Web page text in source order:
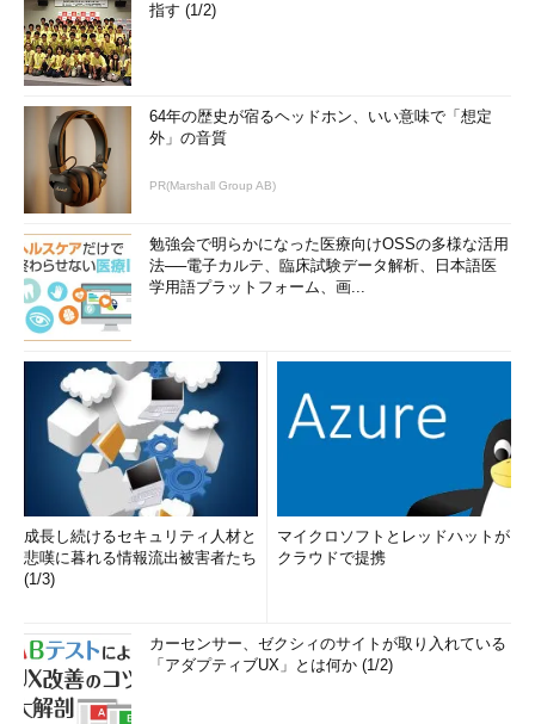
指す (1/2)
64年の歴史が宿るヘッドホン、いい意味で「想定
外」の音質
PR(Marshall Group AB)
勉強会で明らかになった医療向けOSSの多様な活用
法──電子カルテ、臨床試験データ解析、日本語医
学用語プラットフォーム、画...
成長し続けるセキュリティ人材と
悲嘆に暮れる情報流出被害者たち
(1/3)
マイクロソフトとレッドハットが
クラウドで提携
カーセンサー、ゼクシィのサイトが取り入れている
「アダプティブUX」とは何か (1/2)